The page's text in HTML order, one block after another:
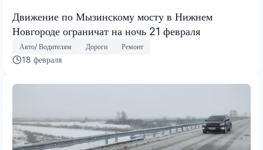
Движение по Мызинскому мосту в Нижнем
Новгороде ограничат на ночь 21 февраля
Авто/ Водителям Дороги Ремонт
18 февраля